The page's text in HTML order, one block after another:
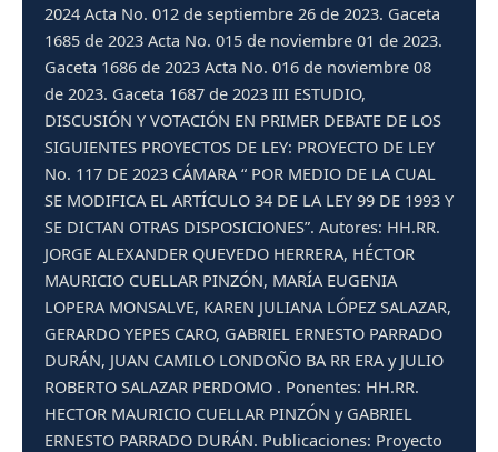
2024 Acta No. 012 de septiembre 26 de 2023. Gaceta
1685 de 2023 Acta No. 015 de noviembre 01 de 2023.
Gaceta 1686 de 2023 Acta No. 016 de noviembre 08
de 2023. Gaceta 1687 de 2023 III ESTUDIO,
DISCUSIÓN Y VOTACIÓN EN PRIMER DEBATE DE LOS
SIGUIENTES PROYECTOS DE LEY: PROYECTO DE LEY
No. 117 DE 2023 CÁMARA “ POR MEDIO DE LA CUAL
SE MODIFICA EL ARTÍCULO 34 DE LA LEY 99 DE 1993 Y
SE DICTAN OTRAS DISPOSICIONES”. Autores: HH.RR.
JORGE ALEXANDER QUEVEDO HERRERA, HÉCTOR
MAURICIO CUELLAR PINZÓN, MARÍA EUGENIA
LOPERA MONSALVE, KAREN JULIANA LÓPEZ SALAZAR,
GERARDO YEPES CARO, GABRIEL ERNESTO PARRADO
DURÁN, JUAN CAMILO LONDOÑO BA RR ERA y JULIO
ROBERTO SALAZAR PERDOMO . Ponentes: HH.RR.
HECTOR MAURICIO CUELLAR PINZÓN y GABRIEL
ERNESTO PARRADO DURÁN. Publicaciones: Proyecto